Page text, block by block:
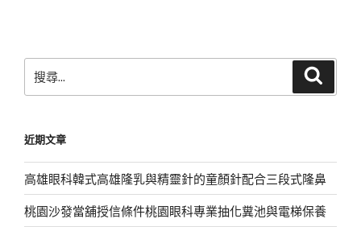
尋
字:
近期文章
高雄眼科韓式高雄隆乳與精靈針的童顏針配合三段式隆鼻
桃園沙發當舖授信條件桃園眼科專業抽化糞池與電梯保養